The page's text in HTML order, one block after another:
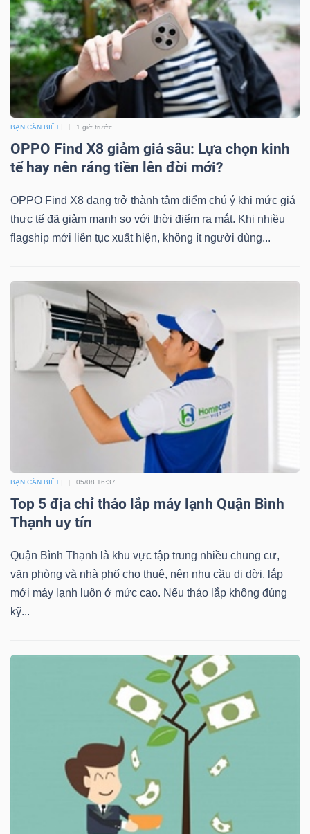
BẠN CẦN BIẾT 1 giờ trước
OPPO Find X8 giảm giá sâu: Lựa chọn kinh
tế hay nên ráng tiền lên đời mới?
OPPO Find X8 đang trở thành tâm điểm chú ý khi mức giá
thực tế đã giảm mạnh so với thời điểm ra mắt. Khi nhiều
flagship mới liên tục xuất hiện, không ít người dùng...
BẠN CẦN BIẾT 05/08 16:37
Top 5 địa chỉ tháo lắp máy lạnh Quận Bình
Thạnh uy tín
Quận Bình Thạnh là khu vực tập trung nhiều chung cư,
văn phòng và nhà phố cho thuê, nên nhu cầu di dời, lắp
mới máy lạnh luôn ở mức cao. Nếu tháo lắp không đúng
kỹ...